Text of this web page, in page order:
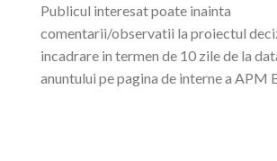
Publicul interesat poate inainta
comentarii/observatii la proiectul
incadrare in termen de 10 zile de la
anuntului pe pagina de interne a APM